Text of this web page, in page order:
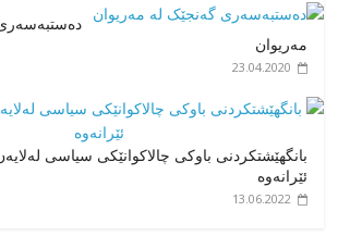
مەریوان
23.04.2020
بانگهێشتکردنی باوکی چالاکوانێکی سیاسی
ئێرانەوە
13.06.2022